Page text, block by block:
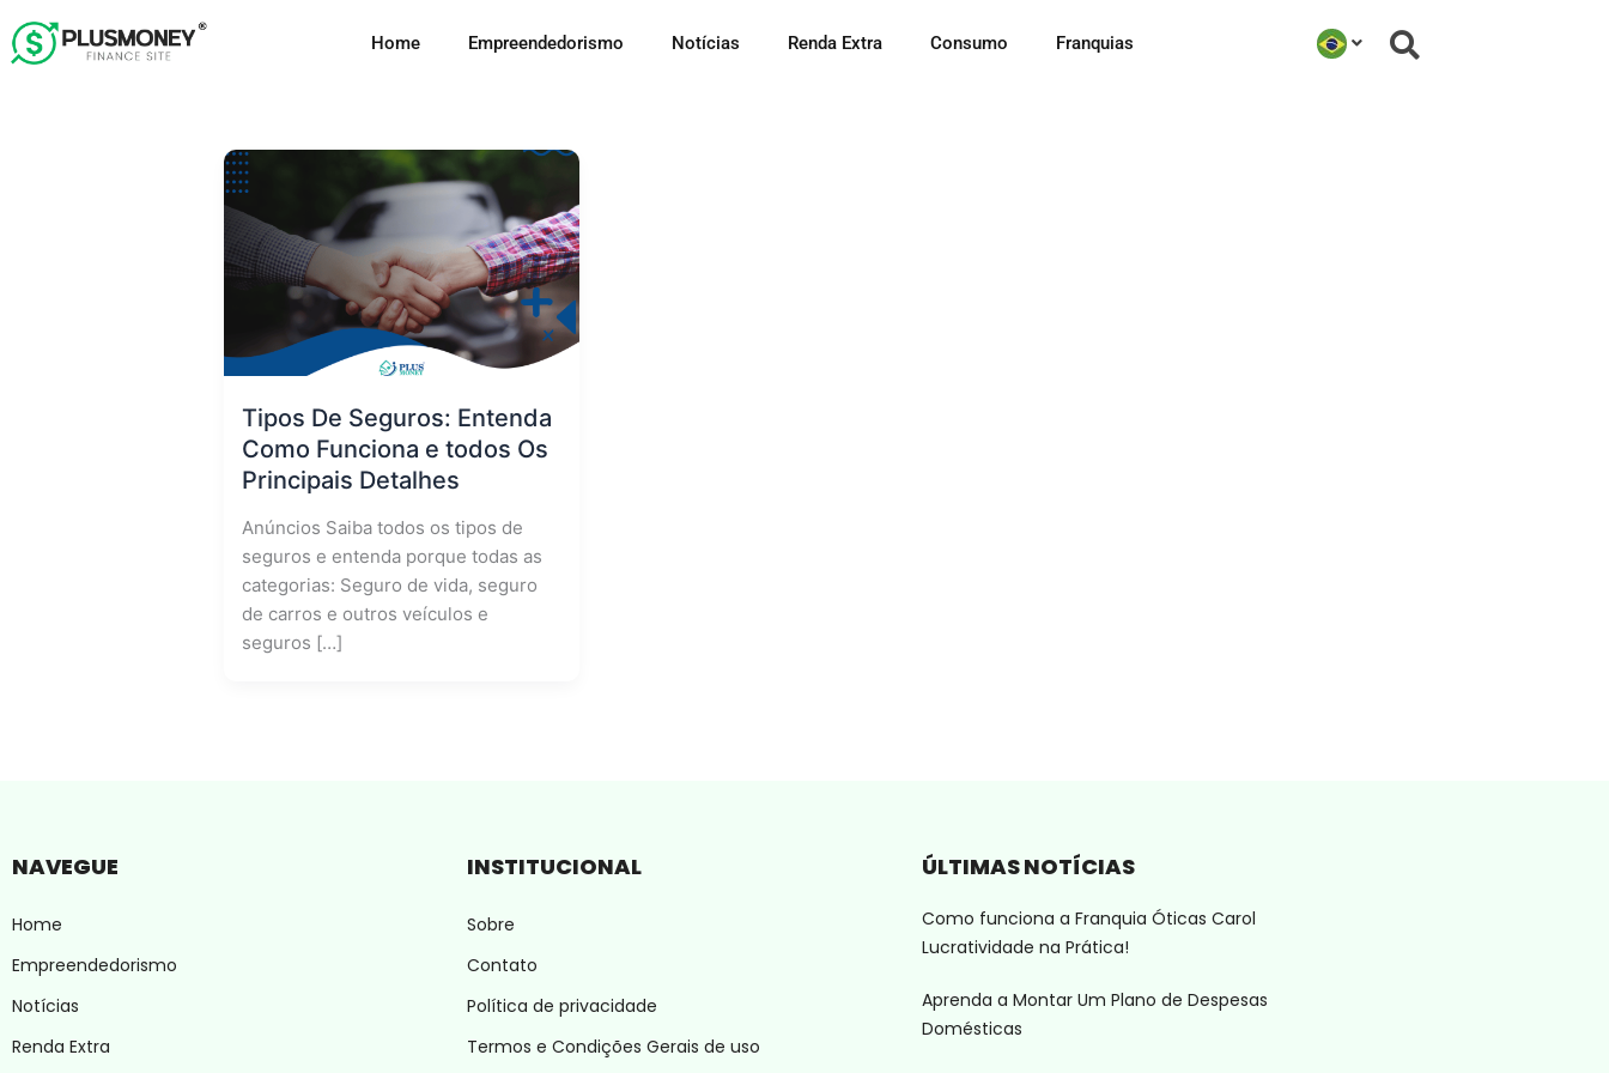
para
Home Empreendedorismo Notícias Renda Extra Consumo Franquias
Tipos De Seguros: Entenda
Como Funciona e todos Os
Principais Detalhes
Anúncios Saiba todos os tipos de
seguros e entenda porque todas as
categorias: Seguro de vida, seguro
de carros e outros veículos e
seguros […]
NAVEGUE
Home
Empreendedorismo
Notícias
Renda Extra
INSTITUCIONAL
Sobre
Contato
Política de privacidade
Termos e Condições Gerais de uso
ÚLTIMAS NOTÍCIAS
Como funciona a Franquia Óticas Carol
Lucratividade na Prática!
Aprenda a Montar Um Plano de Despesas
Domésticas